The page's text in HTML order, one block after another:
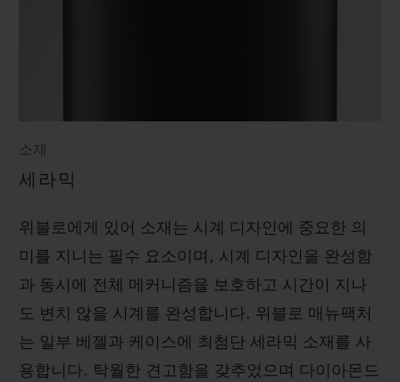
소재
세라믹
위블로에게 있어 소재는 시계 디자인에 중요한 의
미를 지니는 필수 요소이며, 시계 디자인을 완성함
과 동시에 전체 메커니즘을 보호하고 시간이 지나
도 변치 않을 시계를 완성합니다. 위블로 매뉴팩처
는 일부 베젤과 케이스에 최첨단 세라믹 소재를 사
용합니다. 탁월한 견고함을 갖추었으며 다이아몬드